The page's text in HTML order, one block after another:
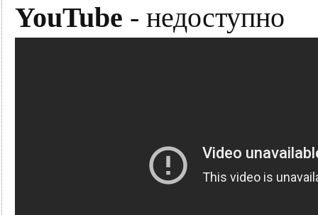
YouTube - недоступно